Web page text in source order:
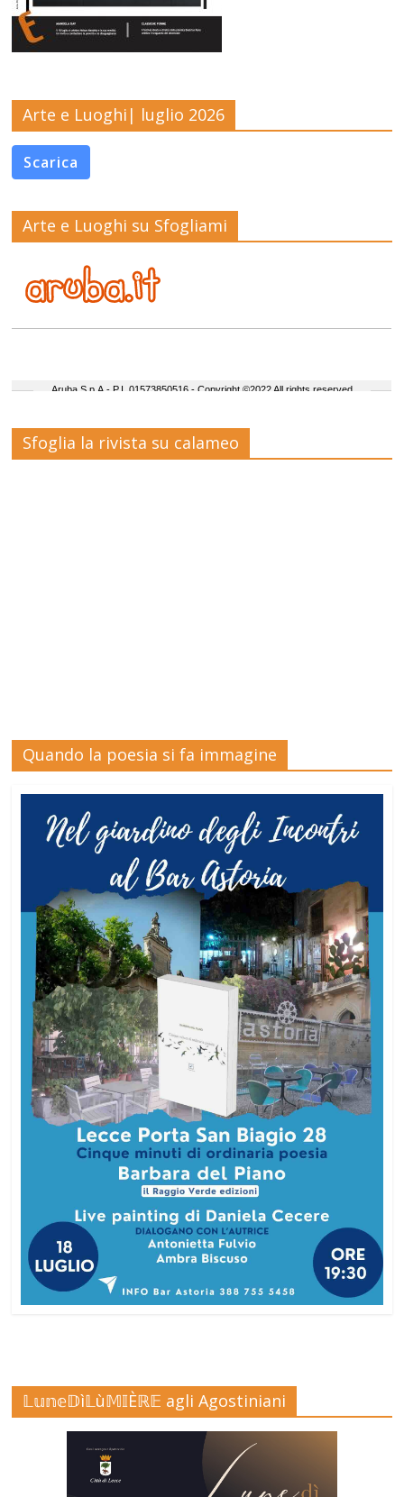
Arte e Luoghi| luglio 2026
Scarica
Arte e Luoghi su Sfogliami
Sfoglia la rivista su calameo
Quando la poesia si fa immagine
𝕃𝕦𝕟𝕖𝔻ì𝕃ù𝕄𝕀Èℝ𝔼 agli Agostiniani